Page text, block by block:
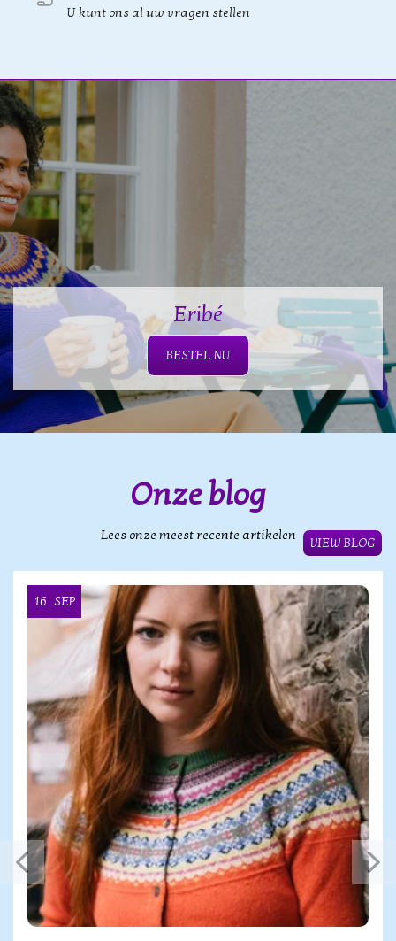
U kunt ons al uw vragen stellen
Eribé
BESTEL NU
Onze blog
Lees onze meest recente artikelen
VIEW BLOG
16 SEP